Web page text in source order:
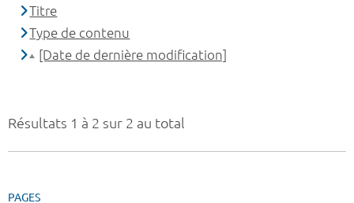
Résultats 1 à 2 sur 2 au total
PAGES
Titre
Type de contenu
[Date de dernière modification]